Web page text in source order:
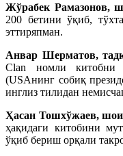
Жўрабек Рамазонов,
200 бетини ўқиб,
эттиряпман.
Анвар Шерматов,
Clan номли китобни
(USAнинг собиқ
инглиз тилидан
Ҳасан Тошхўжаев,
ҳақидаги китобини
ўқиб бериш орқали